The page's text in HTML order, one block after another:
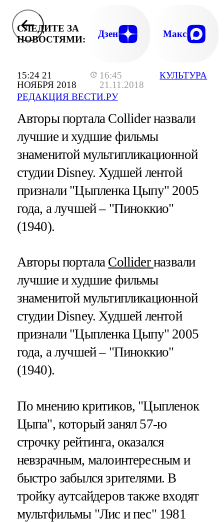
15:24 21
НОЯБРЯ 2018
16:45
21.11.2018
РЕДАКЦИЯ ВЕСТИ.РУ
КУЛЬТУРА
СЛЕДИТЕ ЗА
НОВОСТЯМИ:
Дзен Макс
Авторы портала Collider назвали
лучшие и худшие фильмы
знаменитой мультипликационной
студии Disney. Худшей лентой
признали "Цыпленка Цыпу" 2005
года, а лучшей – "Пиноккио"
(1940).
Авторы портала Colliderназвали
лучшие и худшие фильмы
знаменитой мультипликационной
студии Disney. Худшей лентой
признали "Цыпленка Цыпу" 2005
года, а лучшей – "Пиноккио"
(1940).
По мнению критиков, "Цыпленок
Цыпа", который занял 57-ю
строчку рейтинга, оказался
невзрачным, малоинтересным и
быстро забылся зрителями. В
тройку аутсайдеров также входят
мультфильмы "Лис и пес" 1981